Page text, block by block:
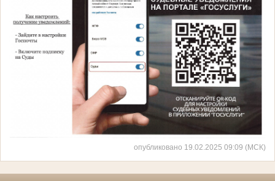
опубликовано 19.02.2025 09:09 (МСК)